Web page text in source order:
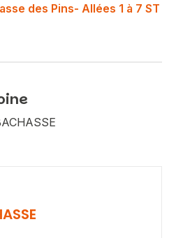
des Pins- Allées 1 à 7 ST